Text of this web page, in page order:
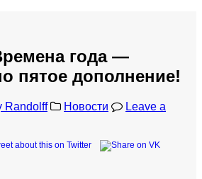
года —
пятое дополнение!
Randolff Новости
Leave a